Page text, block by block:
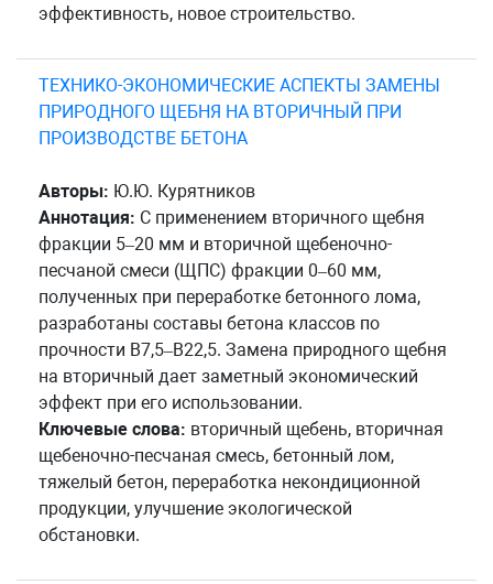
эффективность, новое строительство.
ТЕХНИКО-ЭКОНОМИЧЕСКИЕ АСПЕКТЫ ЗАМЕНЫ
ПРИРОДНОГО ЩЕБНЯ НА ВТОРИЧНЫЙ ПРИ
ПРОИЗВОДСТВЕ БЕТОНА
Авторы: Ю.Ю. Курятников
Аннотация: С применением вторичного щебня
фракции 5–20 мм и вторичной щебеночно-
песчаной смеси (ЩПС) фракции 0–60 мм,
полученных при переработке бетонного лома,
разработаны составы бетона классов по
прочности В7,5–В22,5. Замена природного щебня
на вторичный дает заметный экономический
эффект при его использовании.
Ключевые слова: вторичный щебень, вторичная
щебеночно-песчаная смесь, бетонный лом,
тяжелый бетон, переработка некондиционной
продукции, улучшение экологической
обстановки.